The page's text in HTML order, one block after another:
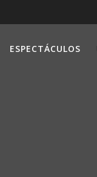
ESPECTÁCULOS